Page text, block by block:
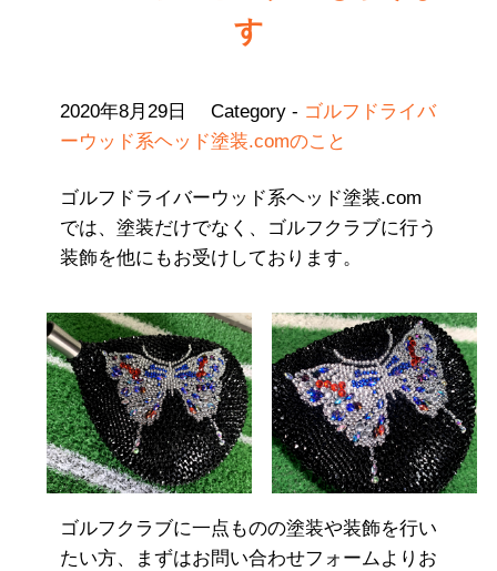
す
2020年8月29日 Category - ゴルフドライバ
ーウッド系ヘッド塗装.comのこと
ゴルフドライバーウッド系ヘッド塗装.com
では、塗装だけでなく、ゴルフクラブに行う
装飾を他にもお受けしております。
ゴルフクラブに一点ものの塗装や装飾を行い
たい方、まずはお問い合わせフォームよりお